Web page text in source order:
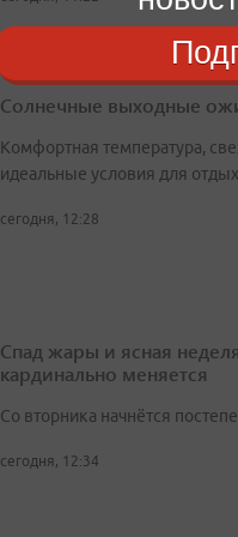
Солнечные выходные
Комфортная температура,
идеальные условия для
сегодня, 12:28
Спад жары и ясная
кардинально меняется
Со вторника начнётся
сегодня, 12:34